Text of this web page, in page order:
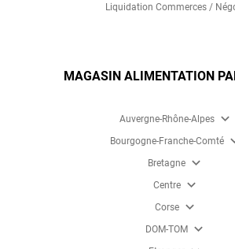
Liquidation Commerces /
MAGASIN ALIMENTATION
Auvergne-Rhône-Alpes expand_more
Bourgogne-Franche-Comté
Bretagne expand_more
Centre expand_more
Corse expand_more
DOM-TOM expand_more